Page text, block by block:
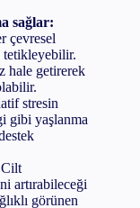
sağlar:
çevresel
tetikleyebilir.
hale getirerek
stresin
gibi yaşlanma
Cilt
artırabileceği
görünen